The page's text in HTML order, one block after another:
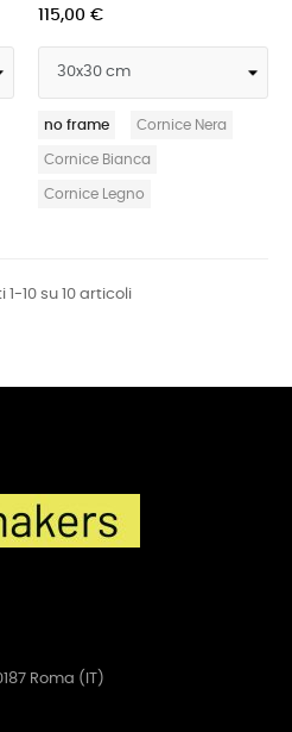
115,00 €
no frame Cornice Nera
Cornice Bianca
Cornice Legno
1-10 su 10 articoli
Roma (IT)